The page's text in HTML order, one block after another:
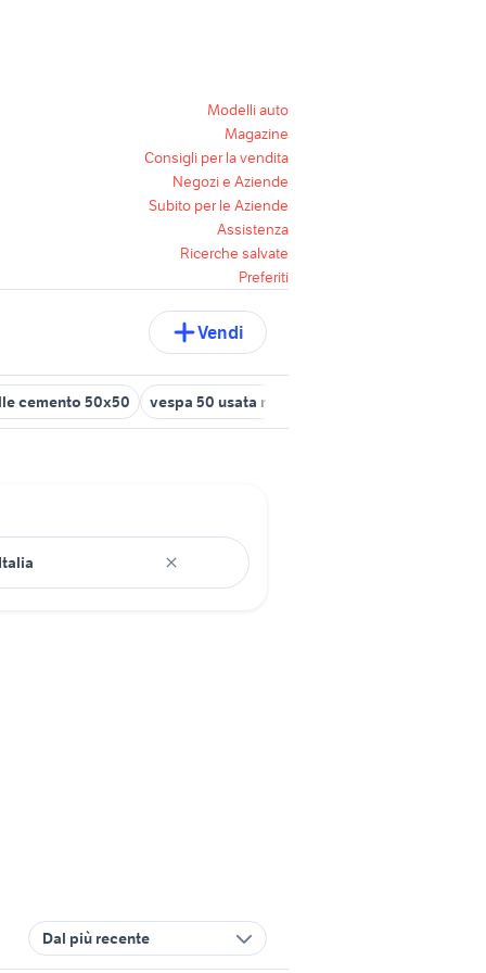
Modelli auto
Magazine
Consigli per la vendita
Negozi e Aziende
Subito per le Aziende
Assistenza
Ricerche salvate
Preferiti
Vendi
cemento 50x50 vespa 50 usata rimini
Dal più recente